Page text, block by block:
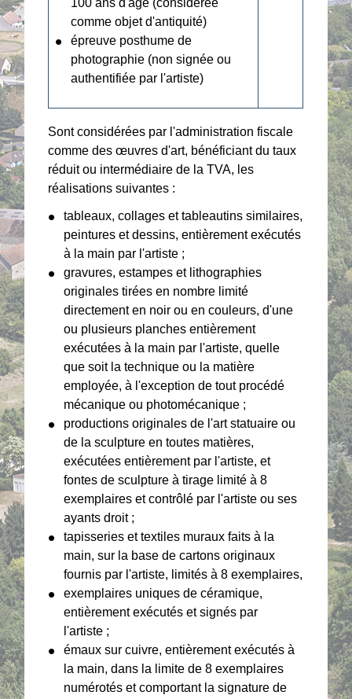
comme objet d'antiquité)
épreuve posthume de
photographie (non signée ou
authentifiée par l'artiste)
Sont considérées par l'administration fiscale
comme des œuvres d'art, bénéficiant du taux
réduit ou intermédiaire de la TVA, les
réalisations suivantes :
tableaux, collages et tableautins similaires,
peintures et dessins, entièrement exécutés
à la main par l'artiste ;
gravures, estampes et lithographies
originales tirées en nombre limité
directement en noir ou en couleurs, d'une
ou plusieurs planches entièrement
exécutées à la main par l'artiste, quelle
que soit la technique ou la matière
employée, à l'exception de tout procédé
mécanique ou photomécanique ;
productions originales de l'art statuaire ou
de la sculpture en toutes matières,
exécutées entièrement par l'artiste, et
fontes de sculpture à tirage limité à 8
exemplaires et contrôlé par l'artiste ou ses
ayants droit ;
tapisseries et textiles muraux faits à la
main, sur la base de cartons originaux
fournis par l'artiste, limités à 8 exemplaires,
exemplaires uniques de céramique,
entièrement exécutés et signés par
l'artiste ;
émaux sur cuivre, entièrement exécutés à
la main, dans la limite de 8 exemplaires
numérotés et comportant la signature de